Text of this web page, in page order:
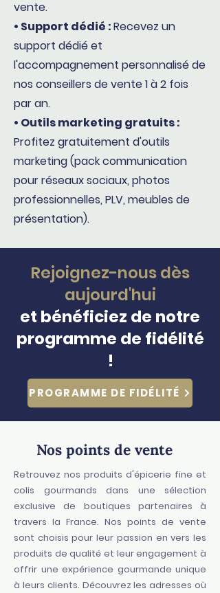
vente.
• Support dédié :Recevez un
support dédié et
l'accompagnement personnalisé de
nos conseillers de vente 1 à 2 fois
par an.
• Outils marketing gratuits :
Profitez gratuitement d'outils
marketing (pack communication
pour réseaux sociaux, photos
professionnelles, PLV, meubles de
présentation).
Rejoignez-nous dès
aujourd'hui
et bénéficiez de notre
programme de fidélité
!
PROGRAMME DE FIDÉLITÉ
Nos points de vente
Retrouvez nos produits d'épicerie fine et
colis gourmands dans une sélection
exclusive de boutiques partenaires à
travers la France. Nos points de vente
sont choisis pour leur passion en vers les
produits de qualité et leur engagement à
offrir une expérience gourmande unique
à leurs clients. Découvrez les adresses où